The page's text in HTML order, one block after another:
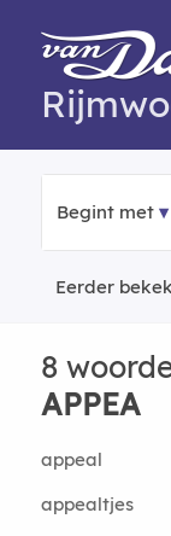
Begint met
Eerder
8
APPEA
appeal
appealtjes